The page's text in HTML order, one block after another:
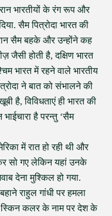
भारतीयों के रंग रूप और
सैम पित्रोदा भारत की
सैम बहके और उन्होंने कह
जैसी होती है, दक्षिण भारत
भारत में रहने वाले भारतीय
ने बात को संभालने की
है, विविधताएं ही भारत की
है परन्तु ‘सैम
में रात हो रही थी और
सो गए लेकिन यहां उनके
देना मुश्किल हो गया.
राहुल गांधी पर हमला
स्किन कलर के नाम पर देश के